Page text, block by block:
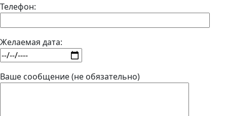
Телефон:
Желаемая дата:
Ваше сообщение (не обязательно)